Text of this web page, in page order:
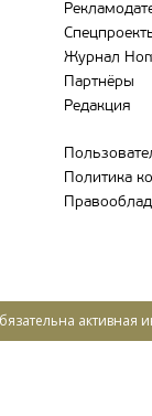
Журнал
Партнёры
Редакция
Политика
активная